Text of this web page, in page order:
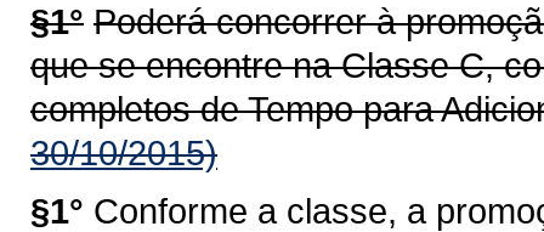
§1° Poderá concorrer à
que se encontre na Classe C,
completos de Tempo para
30/10/2015)
§1° Conforme a classe, a